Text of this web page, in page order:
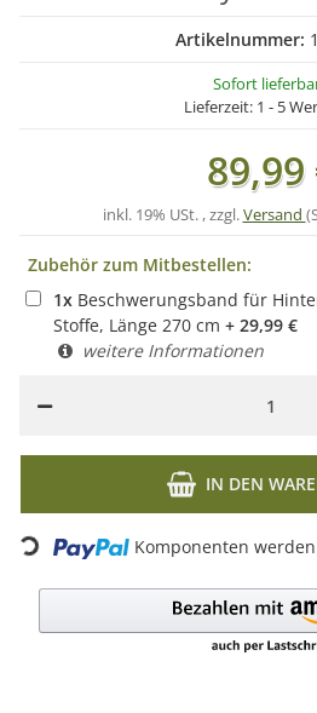
Artikelnummer:
Sofort
Lieferzeit: 1 - 5
89,99
inkl. 19% USt. , zzgl.Versand
Zubehör zum Mitbestellen:
1x Beschwerungsband für
Stoffe, Länge 270 cm + 29,99 €
weitere Informationen
IN DEN
Loading... Komponenten